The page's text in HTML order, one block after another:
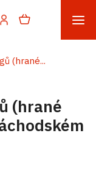
(hrané...
(hrané